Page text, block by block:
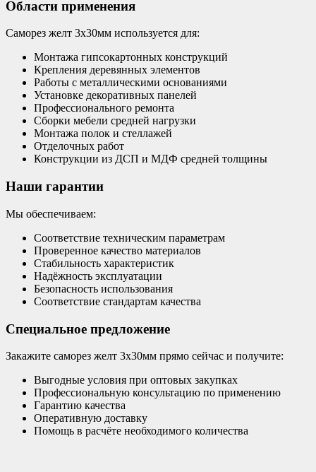
Области применения
Саморез желт 3х30мм используется для:
Монтажа гипсокартонных конструкций
Крепления деревянных элементов
Работы с металлическими основаниями
Установке декоративных панелей
Профессионального ремонта
Сборки мебели средней нагрузки
Монтажа полок и стеллажей
Отделочных работ
Конструкции из ДСП и МДФ средней толщины
Наши гарантии
Мы обеспечиваем:
Соответствие техническим параметрам
Проверенное качество материалов
Стабильность характеристик
Надёжность эксплуатации
Безопасность использования
Соответствие стандартам качества
Специальное предложение
Закажите саморез желт 3х30мм прямо сейчас и получите:
Выгодные условия при оптовых закупках
Профессиональную консультацию по применению
Гарантию качества
Оперативную доставку
Помощь в расчёте необходимого количества